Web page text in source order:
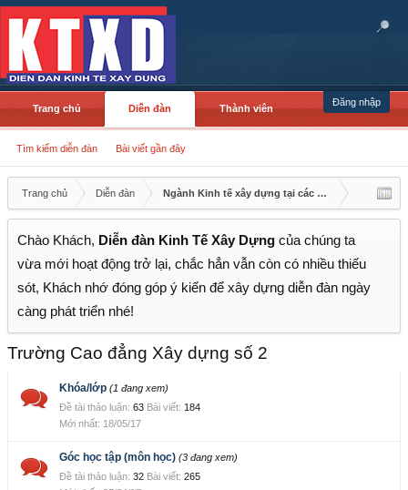
Đăng nhập
Trang chủ Diễn đàn
Tìm kiếm diễn đàn Bài viết gần đây
Thành viên
Trang chủ Diễn đàn Ngành Kinh tế xây dựng tại các cơ sở đào tạo
Chào Khách, Diễn đàn Kinh Tế Xây Dựng của chúng ta
vừa mới hoạt động trở lại, chắc hẳn vẫn còn có nhiều thiếu
sót, Khách nhớ đóng góp ý kiến để xây dựng diễn đàn ngày
càng phát triển nhé!
Trường Cao đẳng Xây dựng số 2
Khóa/lớp (1 đang xem)
Đề tài thảo luận: 63 Bài viết: 184
18/05/17
Góc học tập (môn học) (3 đang xem)
Đề tài thảo luận: 32 Bài viết: 265